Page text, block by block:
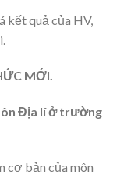
kết quả của HV,
MỚI.
Địa lí ở trường
cơ bản của môn